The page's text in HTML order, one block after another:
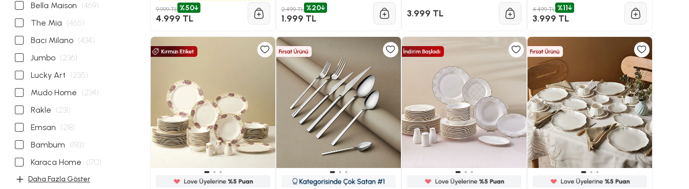
Bella Maison (469)
The Mia (465)
Baci Milano (434)
Jumbo (236)
Lucky Art (235)
Mudo Home (234)
Rakle (231)
Emsan (218)
Bambum (193)
Karaca Home (170)
Daha Fazla Göster
9.999 TL %50
4.999 TL
2.499 TL %20
1.999 TL 3.999 TL 4.499 TL %11
3.999 TL